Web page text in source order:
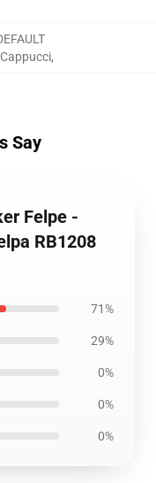
,
Say
Felpe -
RB1208
71%
29%
0%
0%
0%